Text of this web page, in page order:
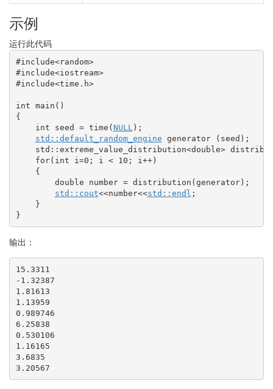
示例
运行此代码
#include<random>
#include<iostream>
#include<time.h>
int main ( )
{
int seed = time (NULL ) ;
std:: default_random_engine generator ( seed ) ;
    std
:: extreme_value_distribution<double>
for( int i =0 ; i < 10 ; i ++)
{
double number = distribution (generator) ;
std:: cout<<number<<std:: endl ;
}
}
输出：
15.3311
-1.32387
1.81613
1.13959
0.989746
6.25838
0.530106
1.16165
3.6835
3.20567